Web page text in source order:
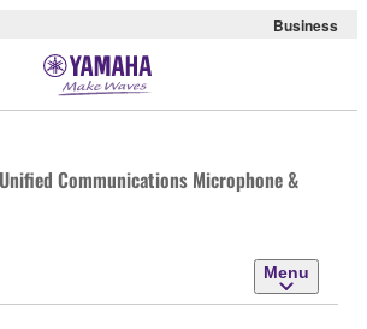
Business
Unified Communications Microphone &
Menu